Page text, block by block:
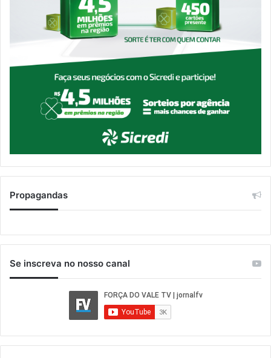
Propagandas
Se inscreva no nosso canal